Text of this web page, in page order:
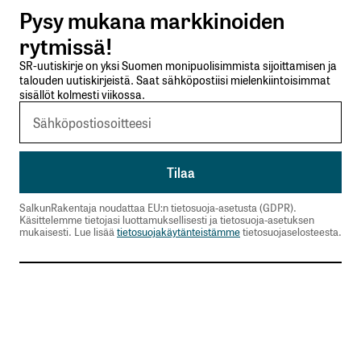
Lähetä kommentti
Pysy mukana markkinoiden
rytmissä!
SR-uutiskirje on yksi Suomen monipuolisimmista sijoittamisen ja
talouden uutiskirjeistä. Saat sähköpostiisi mielenkiintoisimmat
sisällöt kolmesti viikossa.
SalkunRakentaja noudattaa EU:n tietosuoja-asetusta (GDPR).
Käsittelemme tietojasi luottamuksellisesti ja tietosuoja-asetuksen
mukaisesti. Lue lisää tietosuojakäytänteistämmetietosuojaselosteesta.